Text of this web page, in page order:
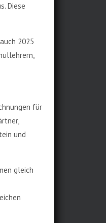
Diese
2025
für
und
gleich